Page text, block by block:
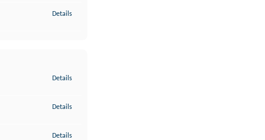
Details
Details
Details
Details